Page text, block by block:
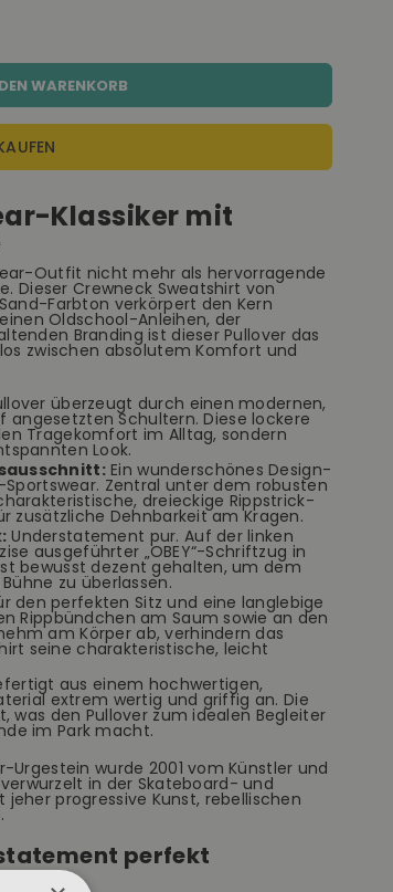
WARENKORB
Klassiker mit
Outfit nicht mehr als hervorragende
Dieser Crewneck Sweatshirt von
Farbton verkörpert den Kern
Oldschool-Anleihen, der
Branding ist dieser Pullover das
zwischen absolutem Komfort und
überzeugt durch einen modernen,
Schultern. Diese lockere
Tragekomfort im Alltag, sondern
Look.
Ein wunderschönes Design-
Zentral unter dem robusten
dreieckige Rippstrick-
zusätzliche Dehnbarkeit am Kragen.
Understatement pur. Auf der linken
ausgeführter „OBEY“-Schriftzug in
bewusst dezent gehalten, um dem
zu überlassen.
den perfekten Sitz und eine langlebige
Rippbündchen am Saum sowie an den
am Körper ab, verhindern das
seine charakteristische, leicht
aus einem hochwertigen,
extrem wertig und griffig an. Die
was den Pullover zum idealen Begleiter
im Park macht.
wurde 2001 vom Künstler und
in der Skateboard- und
progressive Kunst, rebellischen
perfekt